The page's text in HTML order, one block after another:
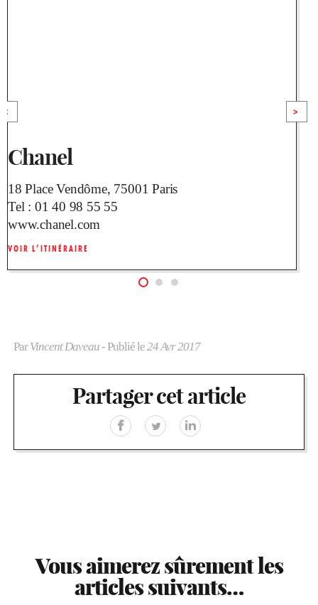
Chanel
18 Place Vendôme, 75001 Paris
Tel : 01 40 98 55 55
www.chanel.com
VOIR L’ITINÉRAIRE
< >
ParVincent Daveau- Publié le24 Avr 2017
Partager cet article
Vous aimerez sûrement les
articles suivants…